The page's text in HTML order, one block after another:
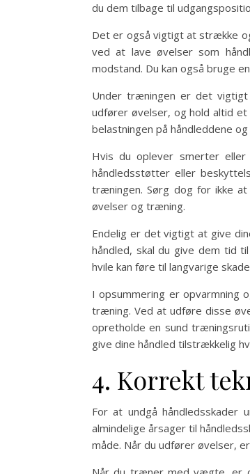
du dem tilbage til
Det er også vigtigt at strække
ved at lave øvelser som
modstand. Du kan også bruge
Under træningen er det
udfører øvelser, og hold altid
belastningen på håndleddene
Hvis du oplever smerter
håndledsstøtter eller
træningen. Sørg dog for ikke
øvelser og træning.
Endelig er det vigtigt at give
håndled, skal du give dem tid
hvile kan føre til langvarige
I opsummering er opvarmning
træning. Ved at udføre disse
opretholde en sund
give dine håndled tilstrækkelig
4. Korrekt
For at undgå
almindelige årsager til
måde. Når du udfører øvelser,